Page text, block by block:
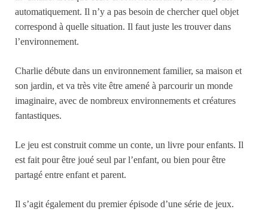
automatiquement. Il n’y a pas besoin de chercher quel objet
correspond à quelle situation. Il faut juste les trouver dans
l’environnement.
Charlie débute dans un environnement familier, sa maison et
son jardin, et va très vite être amené à parcourir un monde
imaginaire, avec de nombreux environnements et créatures
fantastiques.
Le jeu est construit comme un conte, un livre pour enfants. Il
est fait pour être joué seul par l’enfant, ou bien pour être
partagé entre enfant et parent.
Il s’agit également du premier épisode d’une série de jeux.